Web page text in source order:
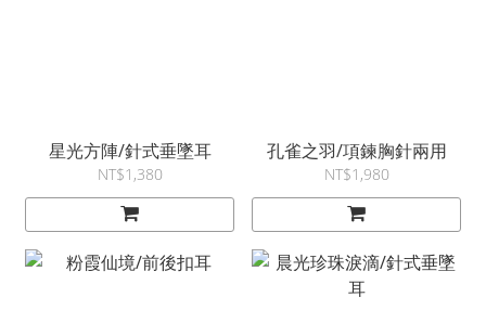
星光方陣/針式垂墜耳
NT$1,380
孔雀之羽/項鍊胸針兩用
NT$1,980